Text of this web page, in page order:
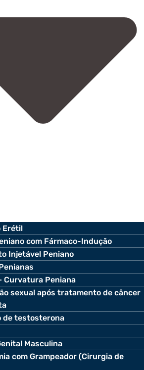
Erétil
com Fármaco-Indução
Injetável Peniano
Curvatura Peniana
sexual após tratamento de câncer
de testosterona
Masculina
com Grampeador (Cirurgia de